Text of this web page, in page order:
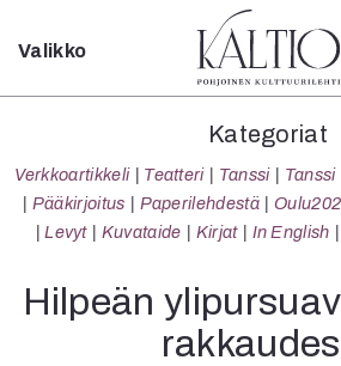
Sulje
Kategoriat
Teatteri
Tanssi
Sámegillii
Pääkirjoitus
Valikko
Kategoriat
Verkkoartikkeli Teatteri Tanssi Tanssi
Pääkirjoitus
Paperilehdestä
Levyt
Kuvataide Kirjat In English
Hilpeän